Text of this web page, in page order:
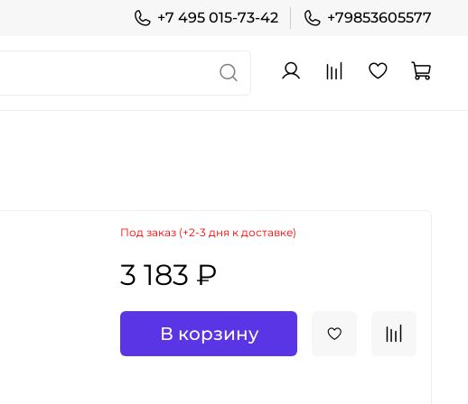
+7 495 015-73-42 +79853605577
Под заказ (+2-3 дня к доставке)
3 183 ₽
В корзину